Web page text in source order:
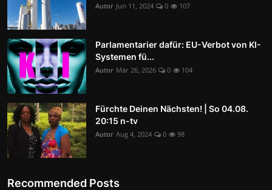
Autor Jun 11, 2024 0 107
Parlamentarier dafür: EU-Verbot von KI-
Systemen fü...
Autor Mär 26, 2026 0 104
Fürchte Deinen Nächsten! | So 04.08.
20:15 n-tv
Autor Aug 4, 2024 0 98
Recommended Posts